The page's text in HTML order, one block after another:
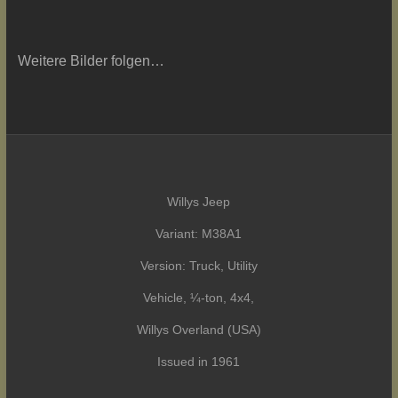
Weitere Bilder folgen…
Willys Jeep
Variant: M38A1
Version: Truck, Utility
Vehicle, ¼-ton, 4x4,
Willys Overland (USA)
Issued in 1961